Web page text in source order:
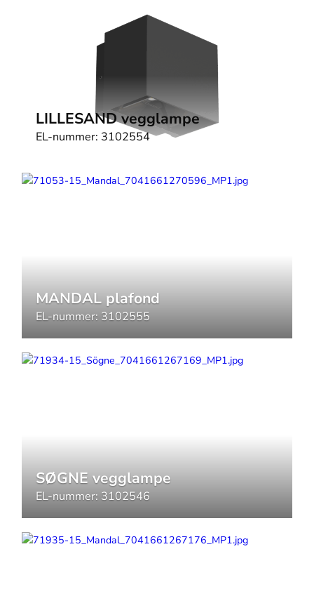
LILLESAND vegglampe
EL-nummer: 3102554
MANDAL plafond
EL-nummer: 3102555
SØGNE vegglampe
EL-nummer: 3102546